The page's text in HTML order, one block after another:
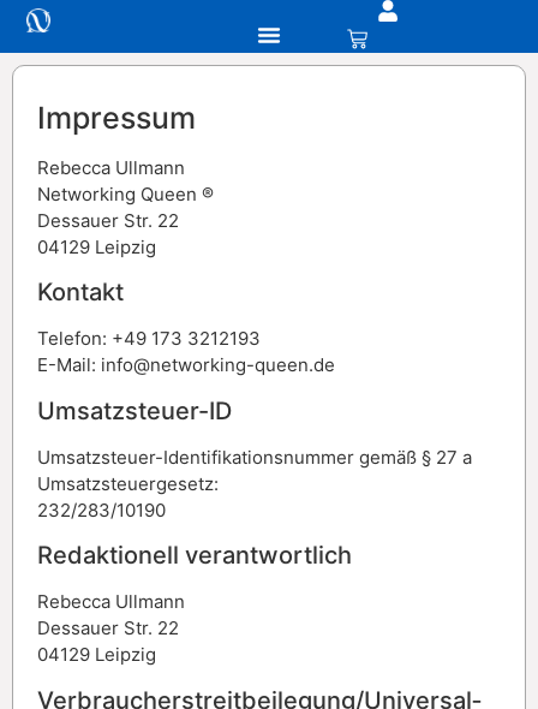
Impressum
Rebecca Ullmann
Networking Queen ®
Dessauer Str. 22
04129 Leipzig
Kontakt
Telefon: +49 173 3212193
E-Mail: info@networking-queen.de
Umsatzsteuer-ID
Umsatzsteuer-Identifikationsnummer gemäß § 27 a
Umsatzsteuergesetz:
232/283/10190
Redaktionell verantwortlich
Rebecca Ullmann
Dessauer Str. 22
04129 Leipzig
Verbraucher­streit­beilegung/Universal­